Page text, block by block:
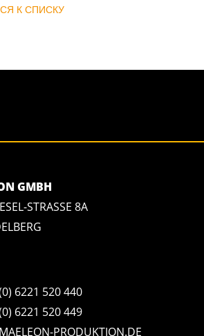
К СПИСКУ
GMBH
STRASSE 8A
6221 520 440
6221 520 449
PRODUKTION.DE